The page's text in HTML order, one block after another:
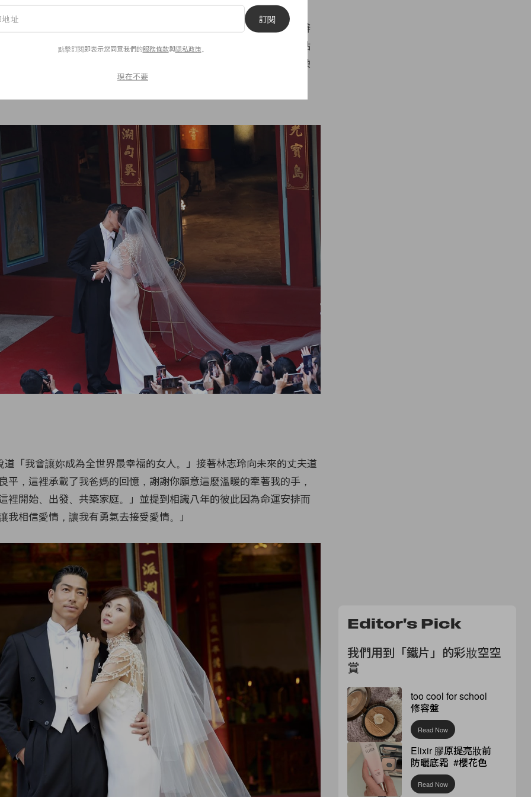
玲，比起奢華的海島婚禮，夢幻的婚宴場地，還是選擇回到家鄉舉辦
先是在台南在地文化遺產「吳氏大宗祠」與人氣日式舒芙蕾甜點
統儀式，聽著另一半 Akira 說出誓言的林志玲也跟著落下眼淚，交換
，搭配著古色古香的台灣建築，唯美的場景讓一旁觀禮者都感動不
「我會讓妳成為全世界最幸福的女人。」接著林志玲向未來的丈夫道
平，這裡承載了我爸媽的回憶，謝謝你願意這麼溫暖的牽著我的手，
裡開始、出發、共築家庭。」並提到相識八年的彼此因為命運安排而
我相信愛情，讓我有勇氣去接受愛情。」
Editor's Pick
我們用到「鐵片」的彩妝空空
賞
too cool for school
修容盤
Read Now
Elixir 膠原提亮妝前
防曬底霜 #櫻花色
Read Now
訂閱
點擊訂閱即表示您同意我們的服務條款與隱私政策
現在不要